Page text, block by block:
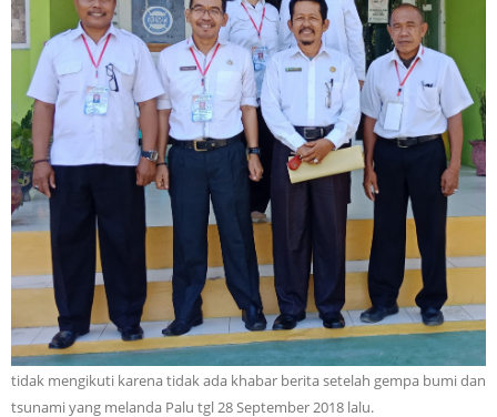
tidak mengikuti karena tidak ada khabar berita setelah gempa bumi dan
tsunami yang melanda Palu tgl 28 September 2018 lalu.